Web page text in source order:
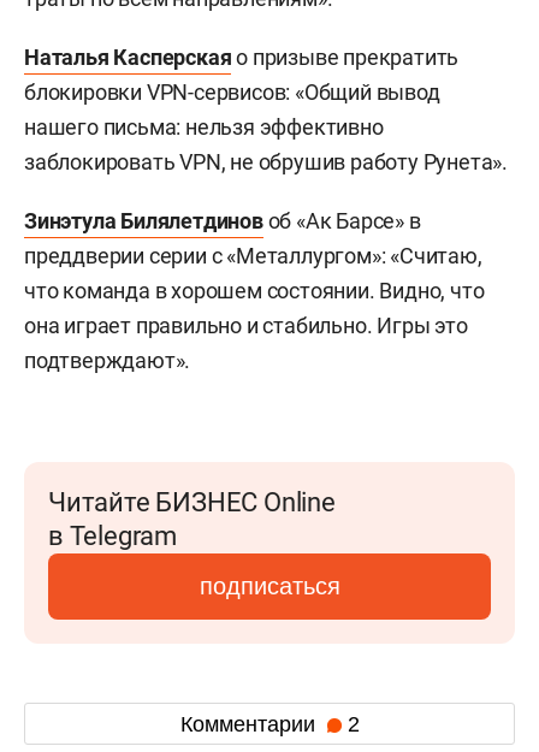
Наталья Касперскаяо призыве прекратить
блокировки VPN-сервисов: «Общий вывод
нашего письма: нельзя эффективно
заблокировать VPN, не обрушив работу Рунета».
Зинэтула Билялетдиновоб «Ак Барсе» в
преддверии серии с «Металлургом»: «Считаю,
что команда в хорошем состоянии. Видно, что
она играет правильно и стабильно. Игры это
подтверждают».
Читайте БИЗНЕС Online
в Telegram
подписаться
Комментарии 2